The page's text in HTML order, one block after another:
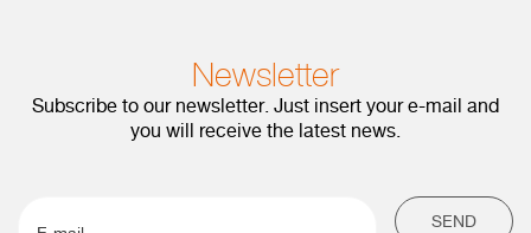
Newsletter
Subscribe to our newsletter. Just insert your e-mail and
you will receive the latest news.
SEND